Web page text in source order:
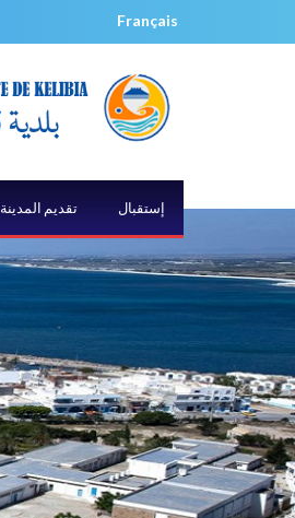
Français
إستقبال تقديم المدينة